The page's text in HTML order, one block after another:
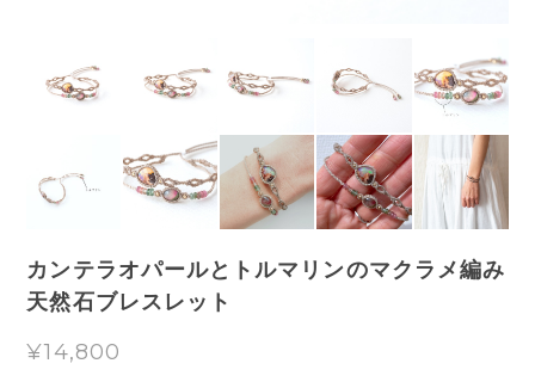
カンテラオパールとトルマリンのマクラメ編み
天然石ブレスレット
¥14,800